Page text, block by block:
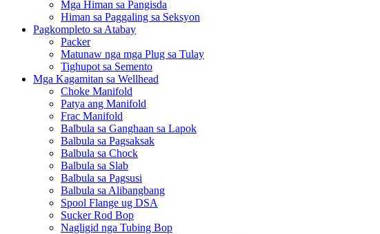
Mga Himan sa Pangisda
Himan sa Paggaling sa Seksyon
Pagkompleto sa Atabay
Packer
Matunaw nga mga Plug sa Tulay
Tighupot sa Semento
Mga Kagamitan sa Wellhead
Choke Manifold
Patya ang Manifold
Frac Manifold
Balbula sa Ganghaan sa Lapok
Balbula sa Pagsaksak
Balbula sa Chock
Balbula sa Slab
Balbula sa Pagsusi
Balbula sa Alibangbang
Spool Flange ug DSA
Sucker Rod Bop
Nagligid nga Tubing Bop